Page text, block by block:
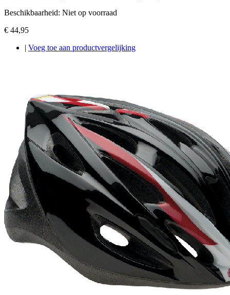
Beschikbaarheid: Niet op voorraad
€ 44,95
| Voeg toe aan productvergelijking